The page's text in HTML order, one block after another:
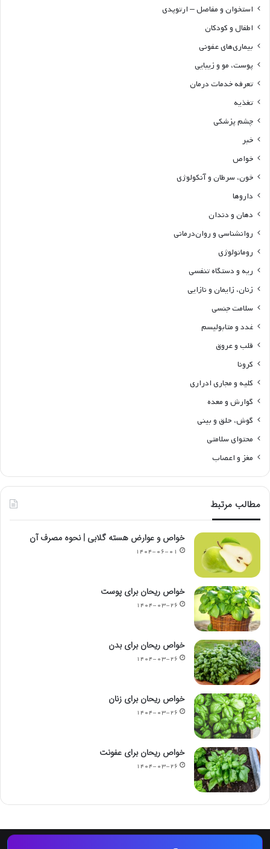
استخوان و مفاصل – ارتوپدی
اطفال و کودکان
بیماری‌های عفونی
پوست، مو و زیبایی
تعرفه خدمات درمان
تغذیه
چشم پزشکی
خبر
خواص
خون، سرطان و آنکولوژی
داروها
دهان و دندان
روانشناسی و روان‌درمانی
روماتولوژی
ریه و دستگاه تنفسی
زنان، زایمان و نازایی
سلامت جنسی
غدد و متابولیسم
قلب و عروق
کرونا
کلیه و مجاری ادراری
گوارش و معده
گوش، حلق و بینی
محتوای سلامتی
مغز و اعصاب
مطالب مرتبط
خواص و عوارض هسته گلابی | نحوه مصرف آن
۱۴۰۴-۰۶-۰۱
خواص ریحان برای پوست
۱۴۰۴-۰۳-۲۶
خواص ریحان برای بدن
۱۴۰۴-۰۳-۲۶
خواص ریحان برای زنان
۱۴۰۴-۰۳-۲۶
خواص ریحان برای عفونت
۱۴۰۴-۰۳-۲۶